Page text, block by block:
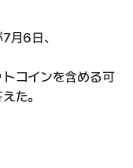
月6日、
コインを含める可
た。